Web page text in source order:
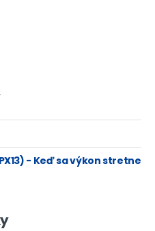
- Keď sa výkon stretne